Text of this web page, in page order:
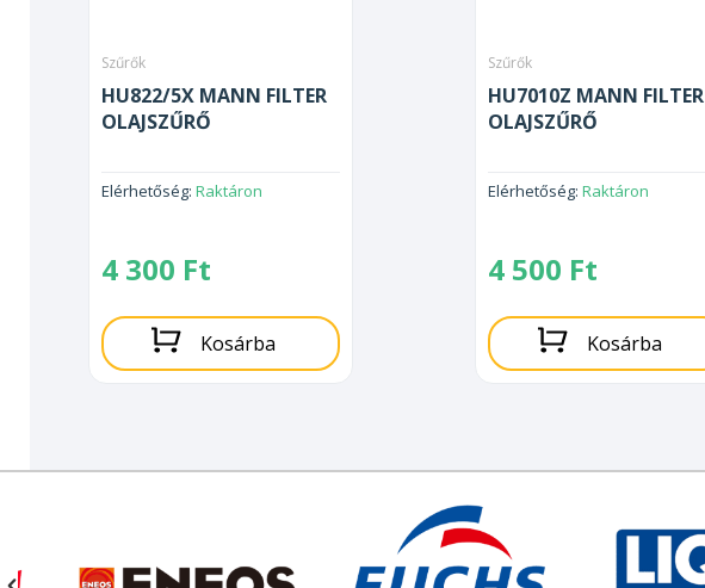
Szűrők
HU822/5X MANN FILTER
OLAJSZŰRŐ
Elérhetőség: Raktáron
4 300 Ft
Kosárba
Szűrők
HU7010Z MANN FILTER
OLAJSZŰRŐ
Elérhetőség: Raktáron
4 500 Ft
Kosárba